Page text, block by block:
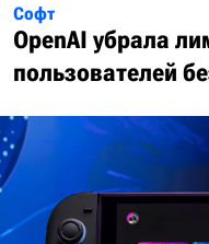
Софт
OpenAI убрала
пользователей